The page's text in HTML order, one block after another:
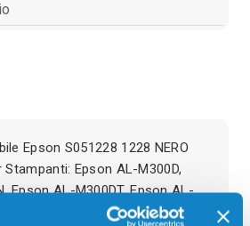
Epson S051228 1228 NERO
Stampanti: Epson AL-M300D,
Epson AL-M300DT, Epson AL-
MX300DN, Epson AL-